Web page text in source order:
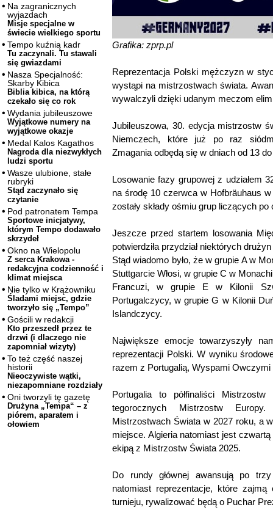
Na zagranicznych
wyjazdach
Misje specjalne w
świecie wielkiego sportu
Tempo kuźnią kadr
Tu zaczynali. Tu stawali
się gwiazdami
Nasza Specjalność:
Skarby Kibica
Biblia kibica, na którą
czekało się co rok
Wydania jubileuszowe
Wyjątkowe numery na
wyjątkowe okazje
Medal Kalos Kagathos
Nagroda dla niezwykłych
ludzi sportu
Wasze ulubione, stałe
rubryki
Stąd zaczynało się
czytanie
Pod patronatem Tempa
Sportowe inicjatywy,
którym Tempo dodawało
skrzydeł
Okno na Wielopolu
Z serca Krakowa -
redakcyjna codzienność i
klimat miejsca
Nie tylko w Krążowniku
Śladami miejsc, gdzie
tworzyło się „Tempo”
Gościli w redakcji
Kto przeszedł przez te
drzwi (i dlaczego nie
zapomniał wizyty)
To też część naszej
historii
Nieoczywiste wątki,
niezapomniane rozdziały
Oni tworzyli tę gazetę
Drużyna „Tempa“ – z
piórem, aparatem i
ołowiem
Grafika: zprp.pl
Reprezentacja Polski mężczyzn w
wystąpi na mistrzostwach świata.
wywalczyli dzięki udanym meczom
Jubileuszowa, 30. edycja mistrzostw
Niemczech, które już po raz
Zmagania odbędą się w dniach od 13
Losowanie fazy grupowej z udziałem
na środę 10 czerwca w Hofbräuhaus
zostały składy ośmiu grup liczących
Jeszcze przed startem losowania
potwierdziła przydział niektórych
Stąd wiadomo było, że w grupie A w
Stuttgarcie Włosi, w grupie C w
Francuzi, w grupie E w Kilonii
Portugalczycy, w grupie G w Kilonii
Islandczycy.
Największe emocje towarzyszyły
reprezentacji Polski. W wyniku
razem z Portugalią, Wyspami Owczymi
Portugalia to półfinaliści
tegorocznych Mistrzostw
Mistrzostwach Świata w 2027 roku, a
miejsce. Algieria natomiast jest
ekipą z Mistrzostw Świata 2025.
Do rundy głównej awansują po
natomiast reprezentacje, które
turnieju, rywalizować będą o Puchar